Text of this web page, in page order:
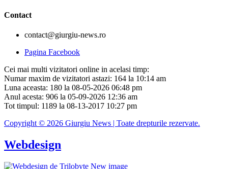
Contact
contact@giurgiu-news.ro
Pagina Facebook
Cei mai multi vizitatori online in acelasi timp:
Numar maxim de vizitatori astazi: 164 la 10:14 am
Luna aceasta: 180 la 08-05-2026 06:48 pm
Anul acesta: 906 la 05-09-2026 12:36 am
Tot timpul: 1189 la 08-13-2017 10:27 pm
Copyright © 2026 Giurgiu News | Toate drepturile rezervate.
Webdesign